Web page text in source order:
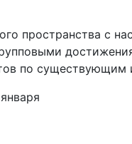
пространства с
по